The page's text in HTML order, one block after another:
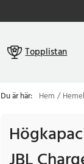
Topplistan
Du är här: Hem